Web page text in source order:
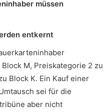
müssen
entkernt
M, Preiskategorie 2 zu
Block K. Ein Kauf einer
sei für die
aber nicht